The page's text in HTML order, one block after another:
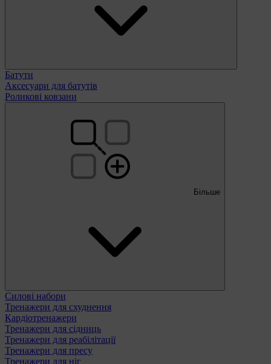
Батути
Аксесуари для батутів
Роликові ковзани
Більше
Силові набори
Тренажери для схуднення
Кардіотренажери
Тренажери для сідниць
Тренажери для реабілітації
Тренажери для пресу
Тренажери для ніг